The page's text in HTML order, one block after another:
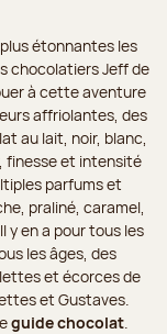
étonnantes les
chocolatiers Jeff de
à cette aventure
affriolantes, des
au lait, noir, blanc,
finesse et intensité
parfums et
praliné, caramel,
y en a pour tous les
les âges, des
et écorces de
et Gustaves.
guide chocolat